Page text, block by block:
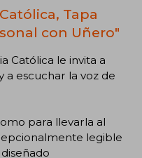
Tapa
con Uñero"
Católica le invita a
a escuchar la voz de
para llevarla al
legible